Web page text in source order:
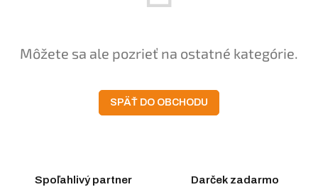
Môžete sa ale pozrieť na ostatné kategórie.
SPÄŤ DO OBCHODU
Spoľahlivý partner Darček zadarmo